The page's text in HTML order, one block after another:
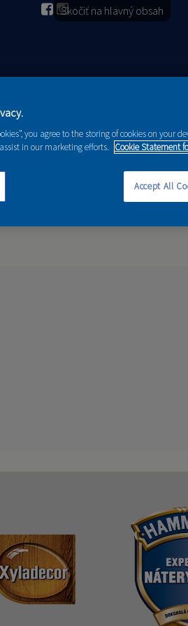
Skočiť na hlavný obsah
PORADENSTVO
you agree to the storing of cookies on your
in our marketing efforts. Cookie Statement
Accept All